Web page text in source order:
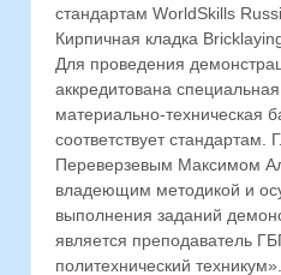
стандартам WorldSkills
Кирпичная кладка
Для проведения
аккредитована
материально-техническая
соответствует стандартам.
Переверзевым Максимом
владеющим методикой и
выполнения заданий
является преподаватель
политехнический техникум».